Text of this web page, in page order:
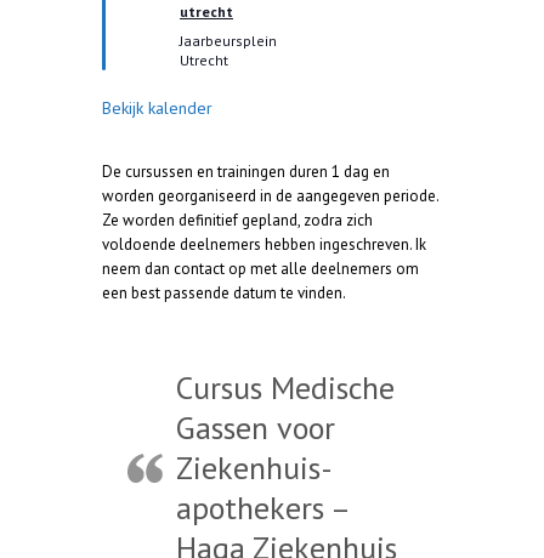
t
utrecht
Jaarbeursplein
Utrecht
Bekijk kalender
De cursussen en trainingen duren 1 dag en
worden georganiseerd in de aangegeven periode.
Ze worden definitief gepland, zodra zich
voldoende deelnemers hebben ingeschreven. Ik
neem dan contact op met alle deelnemers om
een best passende datum te vinden.
Cursus Medische
Gassen voor
Ziekenhuis-
apothekers –
Haga Ziekenhuis